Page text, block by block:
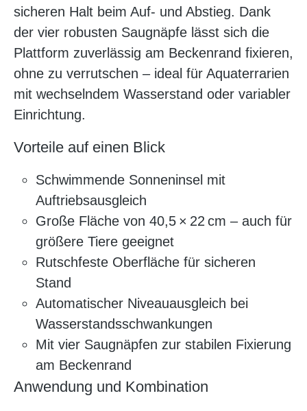
sicheren Halt beim Auf- und Abstieg. Dank
der vier robusten Saugnäpfe lässt sich die
Plattform zuverlässig am Beckenrand fixieren,
ohne zu verrutschen – ideal für Aquaterrarien
mit wechselndem Wasserstand oder variabler
Einrichtung.
Vorteile auf einen Blick
Schwimmende Sonneninsel mit
Auftriebsausgleich
Große Fläche von 40,5 × 22 cm – auch für
größere Tiere geeignet
Rutschfeste Oberfläche für sicheren
Stand
Automatischer Niveauausgleich bei
Wasserstandsschwankungen
Mit vier Saugnäpfen zur stabilen Fixierung
am Beckenrand
Anwendung und Kombination